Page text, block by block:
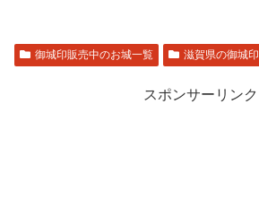
御城印販売中のお城一覧 滋賀県の御城印
スポンサーリンク